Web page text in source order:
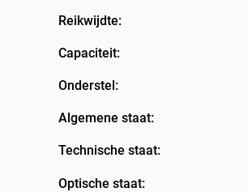
Reikwijdte:
Capaciteit:
Onderstel:
Algemene staat:
Technische staat:
Optische staat: